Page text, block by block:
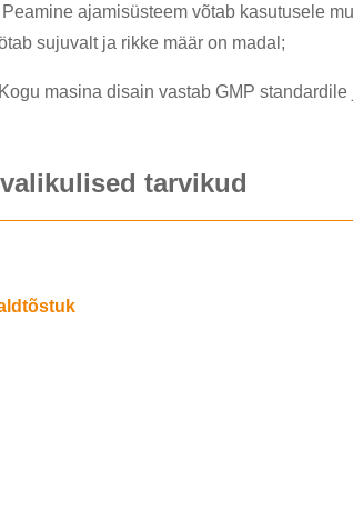
PAKENDAMISMASIN |
ajamisüsteem võtab kasutusele
sujuvalt ja rikke määr on madal;
masina disain vastab GMP
valikulised tarvikud